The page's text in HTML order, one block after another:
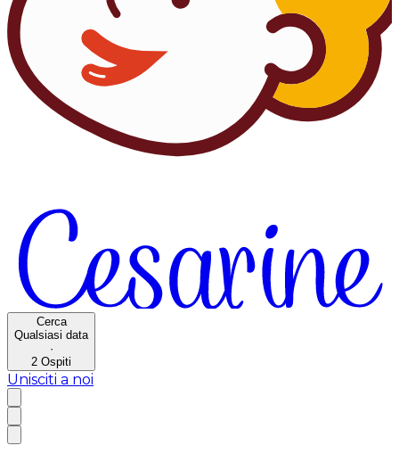
Cerca
Qualsiasi data
·
2 Ospiti
Unisciti a noi